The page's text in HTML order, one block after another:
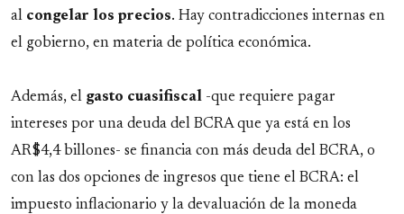
al congelar los precios. Hay contradicciones internas en
el gobierno, en materia de política económica.
Además, el gasto cuasifiscal -que requiere pagar
intereses por una deuda del BCRA que ya está en los
AR$4,4 billones- se financia con más deuda del BCRA, o
con las dos opciones de ingresos que tiene el BCRA: el
impuesto inflacionario y la devaluación de la moneda